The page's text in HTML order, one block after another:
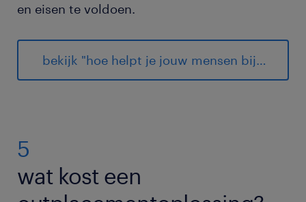
en eisen te voldoen.
bekijk "hoe helpt je jouw mensen bij overgangen".
5
wat kost een